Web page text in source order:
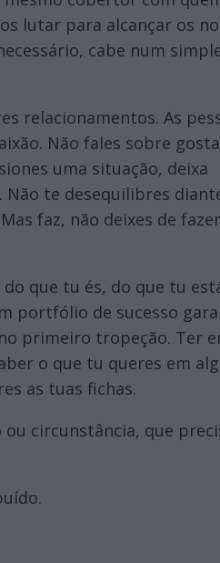
lutar para alcançar os
cabe num
relacionamentos. As
Não fales sobre
uma situação, deixa
te desequilibres
faz, não deixes de
que tu és, do que tu
portfólio de sucesso
primeiro tropeção. Ter
o que tu queres em
as tuas fichas.
circunstância, que